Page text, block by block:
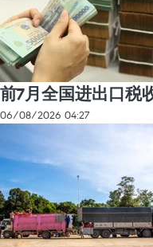
前7月全国进出口税
06/08/2026 04:27